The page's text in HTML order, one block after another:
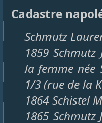
Cadastre
Schmutz
1859
la femme née
1/3 (rue de la
1864 Schistel
1865